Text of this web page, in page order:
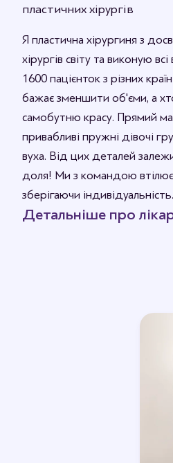
пластичних хірургів
Я пластична хірургиня з
хірургів світу та виконую
1600 пацієнток з різних
бажає зменшити об'єми, а
самобутню красу. Прямий
привабливі пружні дівочі
вуха. Від цих деталей
доля! Ми з командою
зберігаючи індивідуальність.
Детальніше про